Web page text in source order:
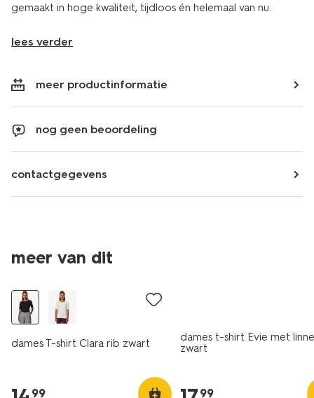
gemaakt in hoge kwaliteit, tijdloos én helemaal van nu.
lees verder
meer productinformatie
nog geen beoordeling
contactgegevens
meer van dit
essential
dames T-shirt Clara rib zwart
99
dames t-shirt Evie met
zwart
99